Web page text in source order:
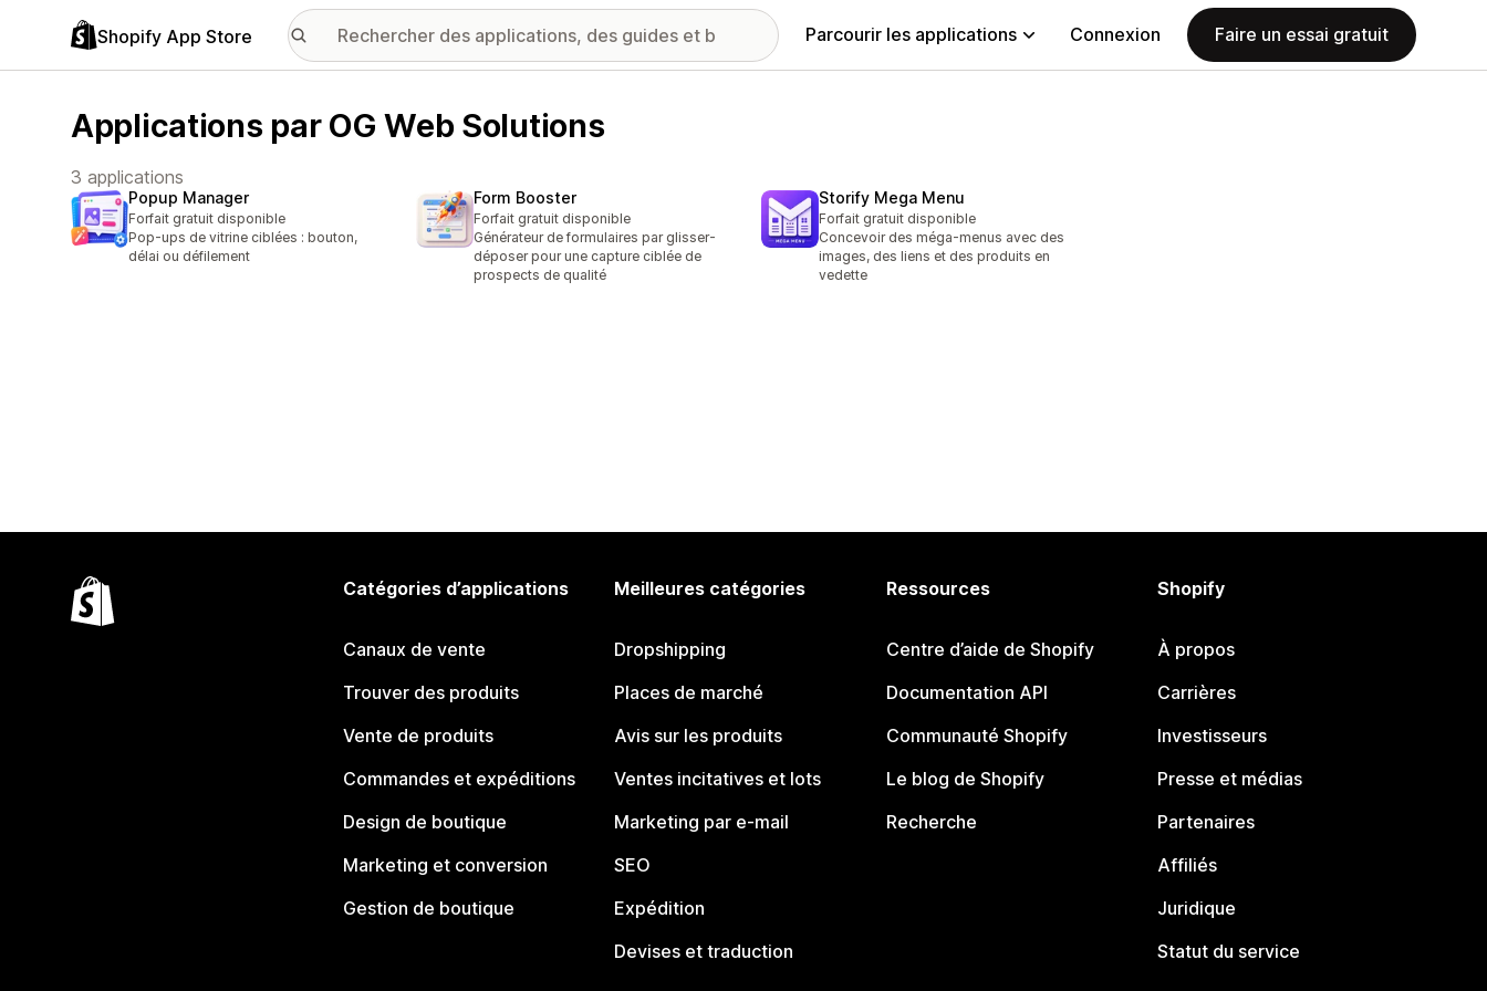
Shopify App Store Parcourir les applications Connexion Faire un essai gratuit
Applications par OG Web Solutions
3 applications
Popup Manager
Forfait gratuit disponible
Pop-ups de vitrine ciblées : bouton,
délai ou défilement
Form Booster
Forfait gratuit disponible
Générateur de formulaires par glisser-
déposer pour une capture ciblée de
prospects de qualité
Storify Mega Menu
Forfait gratuit disponible
Concevoir des méga-menus avec des
images, des liens et des produits en
vedette
Catégories d’applications
Canaux de vente
Trouver des produits
Vente de produits
Commandes et expéditions
Design de boutique
Marketing et conversion
Gestion de boutique
Meilleures catégories
Dropshipping
Places de marché
Avis sur les produits
Ventes incitatives et lots
Marketing par e-mail
SEO
Expédition
Devises et traduction
Ressources
Centre d’aide de Shopify
Documentation API
Communauté Shopify
Le blog de Shopify
Recherche
Shopify
À propos
Carrières
Investisseurs
Presse et médias
Partenaires
Affiliés
Juridique
Statut du service